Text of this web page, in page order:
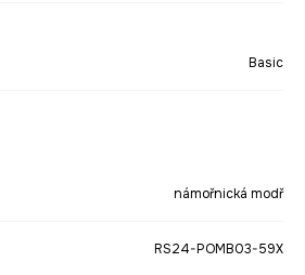
Basic
námořnická modř
RS24-POMB03-59X